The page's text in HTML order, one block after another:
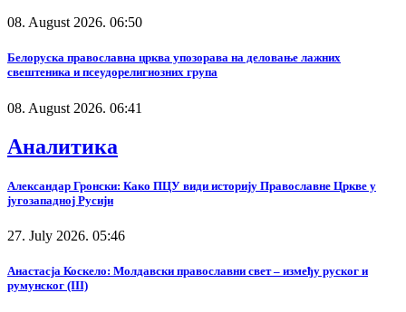
08. August 2026. 06:50
Белоруска православна црква упозорава на деловање лажних
свештеника и псеудорелигиозних група
08. August 2026. 06:41
Аналитика
Александар Гронски: Како ПЦУ види историју Православне Цркве у
југозападној Русији
27. July 2026. 05:46
Анастасја Коскело: Молдавски православни свет – између руског и
румунског (III)